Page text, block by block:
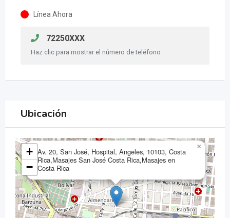
Línea Ahora
72250XXX
Haz clic para mostrar el número de teléfono
Ubicación
Av. 20, San José, Hospital, Angeles, 10103, Costa
Rica,Masajes San José Costa Rica,Masajes en
Costa Rica
×
+
−